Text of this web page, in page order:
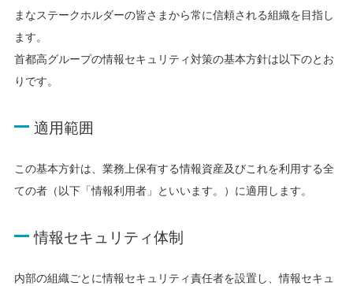
まなステークホルダーの皆さまから常に信頼される組織を目指し
ます。
首都高グループの情報セキュリティ対策の基本方針は以下のとお
りです。
適用範囲
この基本方針は、業務上保有する情報資産及びこれを利用する全
ての者（以下「情報利用者」といいます。）に適用します。
情報セキュリティ体制
内部の組織ごとに情報セキュリティ責任者を設置し、情報セキュ